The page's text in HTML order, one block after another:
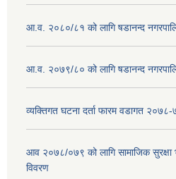
आ.व. २०८०/८१ को लागि षडानन्द
आ.व. २०७९/८० को लागि षडानन्द
व्यक्तिगत घटना दर्ता फारम वडागत २०७८-
आव २०७८/०७९ को लागि सामाजिक सुरक्षा
विवरण